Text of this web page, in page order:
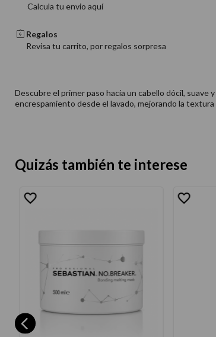
Calcula tu envio aquí
Regalos
Revisa tu carrito, por regalos sorpresa
Descubre el primer paso hacia un cabello dócil, suave
encrespamiento desde el lavado, mejorando la
Quizás también te interese